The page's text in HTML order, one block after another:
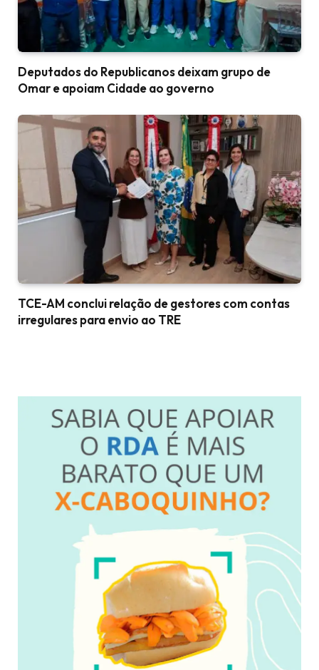
Deputados do Republicanos deixam grupo de
Omar e apoiam Cidade ao governo
TCE-AM conclui relação de gestores com contas
irregulares para envio ao TRE